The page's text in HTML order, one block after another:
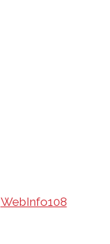
WebInfo108